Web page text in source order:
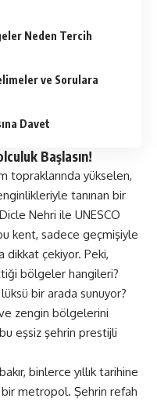
Neden Tercih
ve Sorulara
Davet
Başlasın!
topraklarında yükselen,
tanınan bir
Nehri ile UNESCO
kent, sadece geçmişiyle
dikkat çekiyor. Peki,
bölgeler hangileri?
bir arada sunuyor?
ve zengin bölgelerini
eşsiz şehrin prestijli
binlerce yıllık tarihine
metropol. Şehrin refah